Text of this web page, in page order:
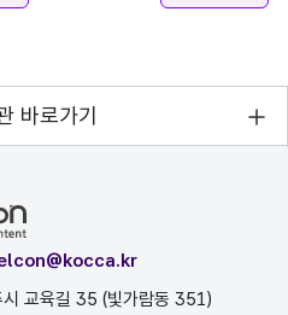
바로가기
교육길 35 (빛가람동 351)